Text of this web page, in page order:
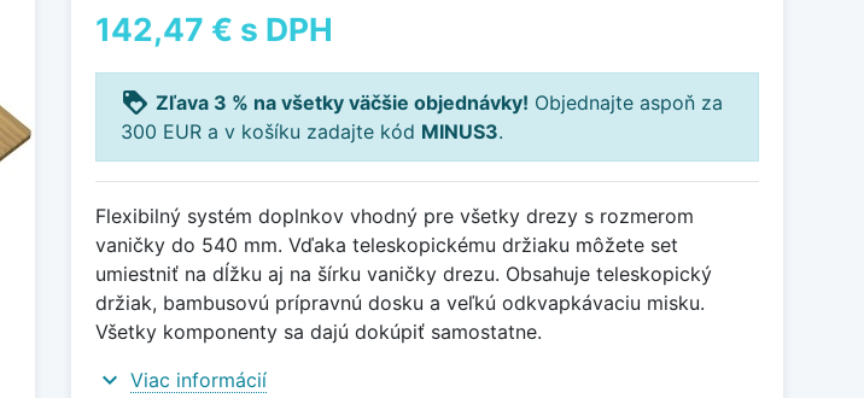
142,47 € s DPH
loyalty Zľava 3 % na všetky väčšie objednávky! Objednajte aspoň za
300 EUR a v košíku zadajte kód MINUS3.
Flexibilný systém doplnkov vhodný pre všetky drezy s rozmerom
vaničky do 540 mm. Vďaka teleskopickému držiaku môžete set
umiestniť na dĺžku aj na šírku vaničky drezu. Obsahuje teleskopický
držiak, bambusovú prípravnú dosku a veľkú odkvapkávaciu misku.
Všetky komponenty sa dajú dokúpiť samostatne.
expand_more Viac informácií